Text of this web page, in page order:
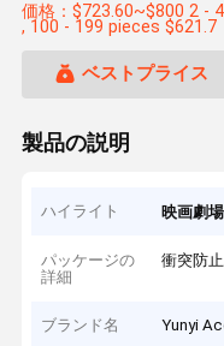
価格：$723.60~$800 2 -
, 100 - 199 pieces $621.7
ベストプライス
製品の説明
ハイライト 映画劇
パッケージの
詳細
衝突防
ブランド名 Yunyi